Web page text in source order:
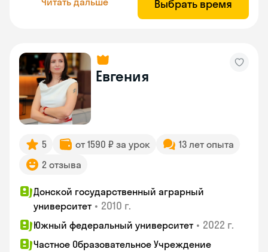
Выбрать время
Евгения
5 от 1590 ₽ за урок
13 лет опыта
2 отзыва
Донской государственный аграрный
университет • 2010 г.
Южный федеральный университет • 2022 г.
Частное Образовательное Учреждение